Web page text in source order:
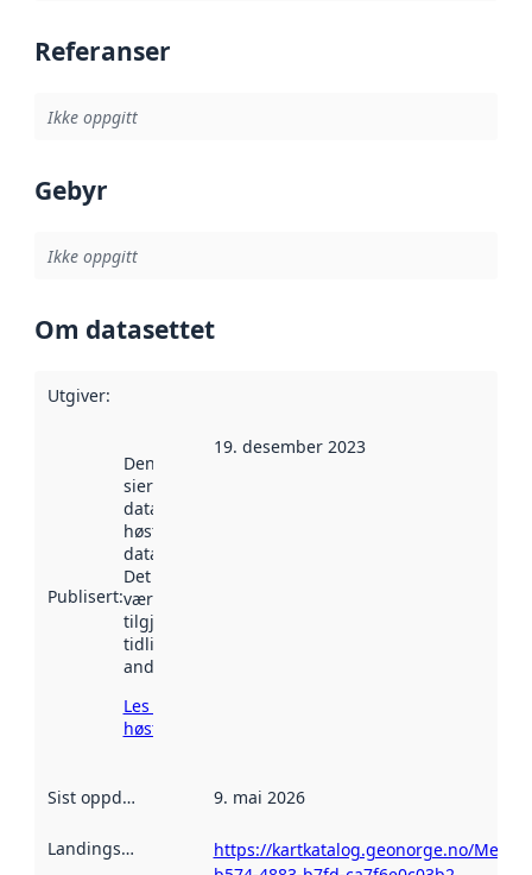
Referanser
Ikke oppgitt
Gebyr
Ikke oppgitt
Om datasettet
Utgiver:
Publisert:
Denne datoen
sier når
datasettet ble
høstet av
data.norge.no.
Det kan ha
vært
tilgjengelig
tidligere
andre steder.
Les mer om
høsting her
19. desember 2023
Sist oppdatert 9. mai 2026
Landingsside
https://kartkatalog.geonorge.no/